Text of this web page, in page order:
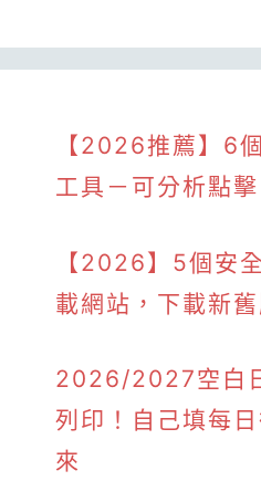
【2026推薦】6
工具－可分析點
【2026】5個安
載網站，下載新
2026/2027空白
列印！自己填每
來